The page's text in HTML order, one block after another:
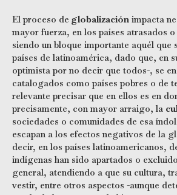
El proceso de globalización impacta
mayor fuerza, en los países atrasados
siendo un bloque importante aquél que
países de latinoamérica, dado que, en
optimista por no decir que todos-, se
catalogados como países pobres o de
relevante precisar que en ellos es en
precisamente, con mayor arraigo, la
sociedades o comunidades de esa
escapan a los efectos negativos de la
decir, en los países latinoamericanos,
indígenas han sido apartados o
general, atendiendo a que su cultura,
vestir, entre otros aspectos -aunque